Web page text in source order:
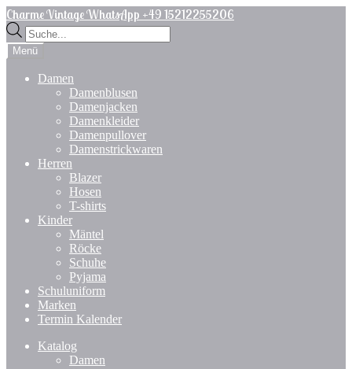
Zur
Navigation
springen
Zum
Inhalt
springen
Charme Vintage WhatsApp +49 15212255206
Products
search
Menü
Damen
Damenblusen
Damenjacken
Damenkleider
Damenpullover
Damenstrickwaren
Herren
Blazer
Hosen
T-shirts
Kinder
Mäntel
Röcke
Schuhe
Pyjama
Schuluniform
Marken
Termin Kalender
Katalog
Damen